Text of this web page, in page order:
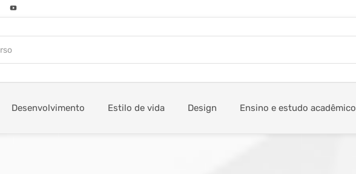
Desenvolvimento Estilo de vida Design Ensino e estudo acadêmico